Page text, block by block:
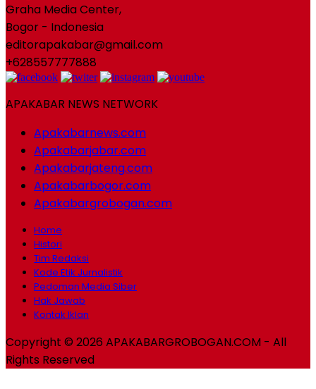
Graha Media Center,
Bogor - Indonesia
editorapakabar@gmail.com
+628557777888
APAKABAR NEWS NETWORK
Apakabarnews.com
Apakabarjabar.com
Apakabarjateng.com
Apakabarbogor.com
Apakabargrobogan.com
Home
Histori
Tim Redaksi
Kode Etik Jurnalistik
Pedoman Media Siber
Hak Jawab
Kontak Iklan
Copyright © 2026 APAKABARGROBOGAN.COM - All
Rights Reserved